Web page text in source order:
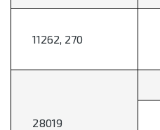
11262, 270
28019